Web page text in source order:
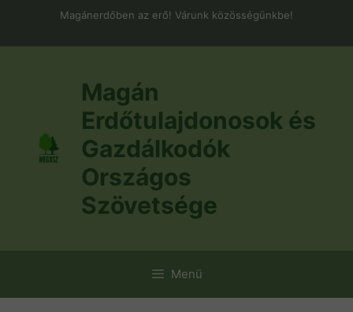
Magánerdőben az erő! Várunk közösségünkbe!
Magán
Erdőtulajdonosok és
Gazdálkodók
Országos
Szövetsége
Menü